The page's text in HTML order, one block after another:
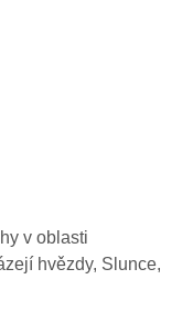
v oblasti
hvězdy, Slunce,